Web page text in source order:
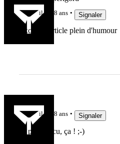
il y a 8 ans Signaler
Excelent article plein d'humour
il y a 8 ans Signaler
ça pue l'vécu, ça ! ;-)